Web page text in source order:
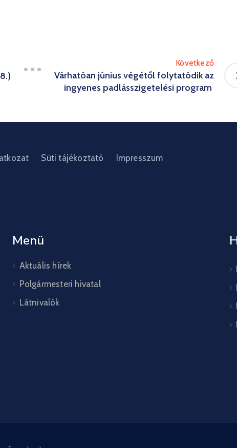
Következő
Várhatóan június végétől folytatódik az
ingyenes padlásszigetelési program
Süti tájékoztató Impresszum
Menü
Aktuális hírek
Polgármesteri hivatal
Látnivalók